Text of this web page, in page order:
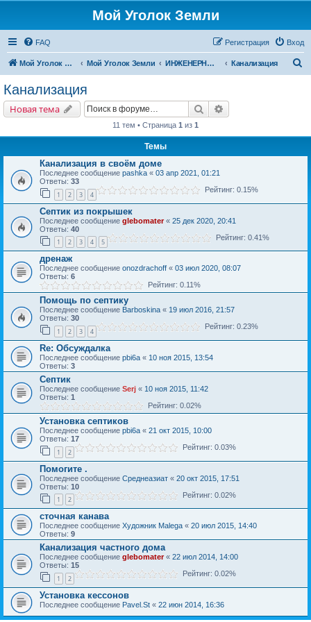
Мой Уголок Земли
FAQ Вход
Регистрация
Мой Уголок Земли Мой Уголок Земли ИНЖЕНЕРНЫЕ СИСТЕМЫ Канализация
Канализация
Новая тема Поиск
11 тем • Страница 1 из 1
Темы
Канализация в своём доме
Последнее сообщение pashka « 03 апр 2021, 01:21
Ответы: 33
1 2 3 4
Рейтинг: 0.15%
Септик из покрышек
Последнее сообщение glebomater« 25 дек 2020, 20:41
Ответы: 40
1 2 3 4 5
Рейтинг: 0.41%
дренаж
Последнее сообщение onozdrachoff « 03 июл 2020, 08:07
Ответы: 6
Рейтинг: 0.11%
Помощь по септику
Последнее сообщение Barboskina « 19 июл 2016, 21:57
Ответы: 30
1 2 3 4
Рейтинг: 0.23%
Re: Обсуждалка
Последнее сообщение pbi6a « 10 ноя 2015, 13:54
Ответы: 3
Септик
Последнее сообщение Serj « 10 ноя 2015, 11:42
Ответы: 1
Рейтинг: 0.02%
Установка септиков
Последнее сообщение pbi6a « 21 окт 2015, 10:00
Ответы: 17
1 2
Рейтинг: 0.03%
Помогите .
Последнее сообщение Среднеазиат « 20 окт 2015, 17:51
Ответы: 10
1 2
Рейтинг: 0.02%
сточная канава
Последнее сообщение Художник Malega « 20 июл 2015, 14:40
Ответы: 9
Канализация частного дома
Последнее сообщение glebomater« 22 июл 2014, 14:00
Ответы: 15
1 2
Рейтинг: 0.02%
Установка кессонов
Последнее сообщение Pavel.St « 22 июн 2014, 16:36